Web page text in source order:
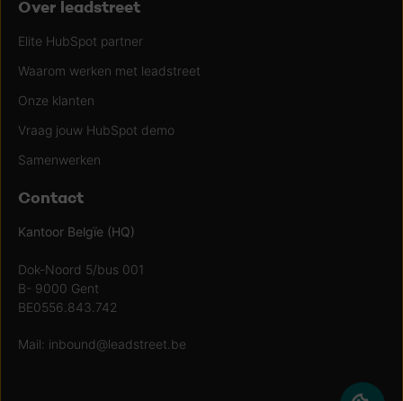
Over leadstreet
Elite HubSpot partner
Waarom werken met leadstreet
Onze klanten
Vraag jouw HubSpot demo
Samenwerken
Contact
Kantoor Belgïe (HQ)
Dok-Noord 5/bus 001
B- 9000 Gent
BE0556.843.742
Mail: inbound@leadstreet.be